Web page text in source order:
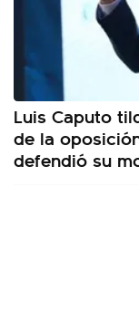
Luis Caputo
de la
defendió su